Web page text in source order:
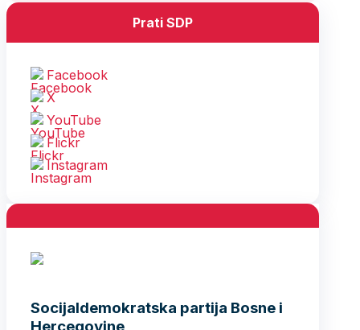
Prati SDP
Facebook
X
YouTube
Flickr
Instagram
Socijaldemokratska partija Bosne i